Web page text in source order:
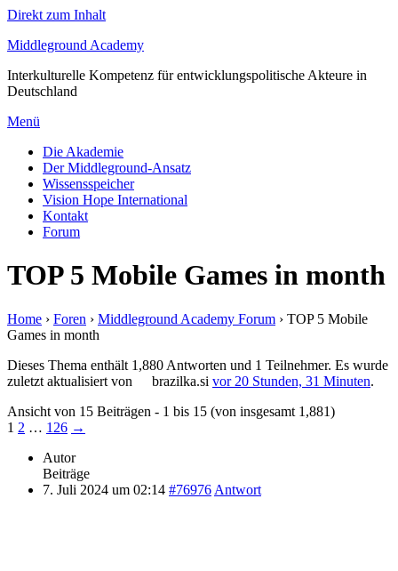
Direkt zum Inhalt
Middleground Academy
Interkulturelle Kompetenz für entwicklungspolitische Akteure in
Deutschland
Menü
Die Akademie
Der Middleground-Ansatz
Wissensspeicher
Vision Hope International
Kontakt
Forum
TOP 5 Mobile Games in month
Home › Foren › Middleground Academy Forum › TOP 5 Mobile
Games in month
Dieses Thema enthält 1,880 Antworten und 1 Teilnehmer. Es wurde
zuletzt aktualisiert von
brazilka.si vor 20 Stunden, 31 Minuten.
Ansicht von 15 Beiträgen - 1 bis 15 (von insgesamt 1,881)
1 2 … 126 →
Autor
Beiträge
7. Juli 2024 um 02:14 #76976 Antwort